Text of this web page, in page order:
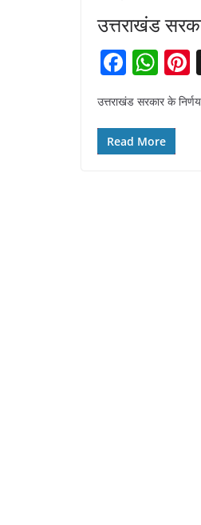
उत्तराखंड
F
a
c
e
b
W
h
at
s
A
nt
उत्तराखंड सरकार के
Read More